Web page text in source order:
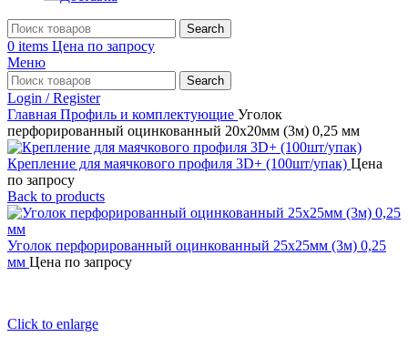
Search
0 items Цена по запросу
Меню
Search
Login / Register
Главная Профиль и комплектующие Уголок
перфорированный оцинкованный 20х20мм (3м) 0,25 мм
Крепление для маячкового профиля 3D+ (100шт/упак) Цена
по запросу
Back to products
Уголок перфорированный оцинкованный 25х25мм (3м) 0,25
мм Цена по запросу
Click to enlarge